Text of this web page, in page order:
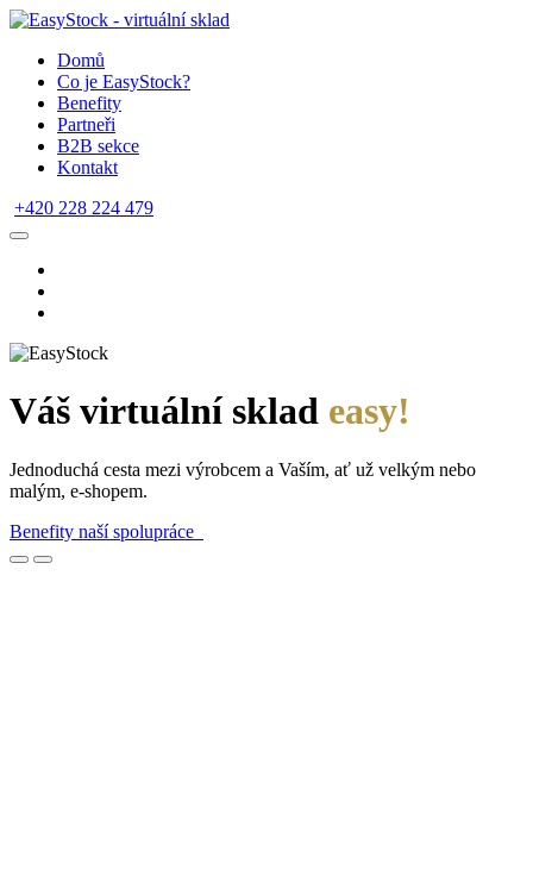
Domů
Co je EasyStock?
Benefity
Partneři
B2B sekce
Kontakt
+420 228 224 479
Váš virtuální sklad easy!
Jednoduchá cesta mezi výrobcem a Vaším, ať už velkým nebo
malým, e-shopem.
Benefity naší spolupráce